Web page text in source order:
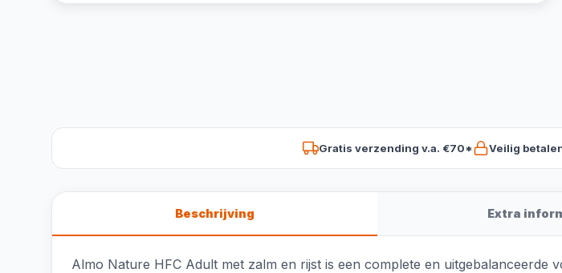
Gratis verzending v.a. €70* Veilig
Beschrijving Extra
Almo Nature HFC Adult met zalm en rijst is een complete en